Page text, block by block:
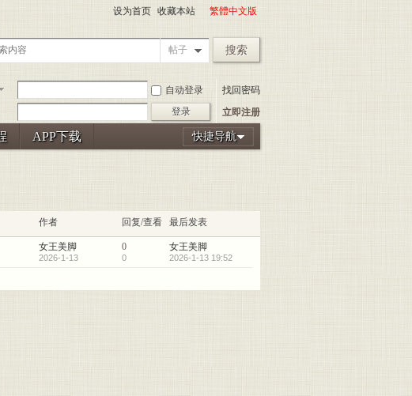
设为首页 收藏本站 繁體中文版
帖子 搜索
自动登录
找回密码
登录 立即注册
快捷导航
APP下载
作者 回复/查看 最后发表
女王美脚
2026-1-13
0
0
女王美脚
2026-1-13 19:52